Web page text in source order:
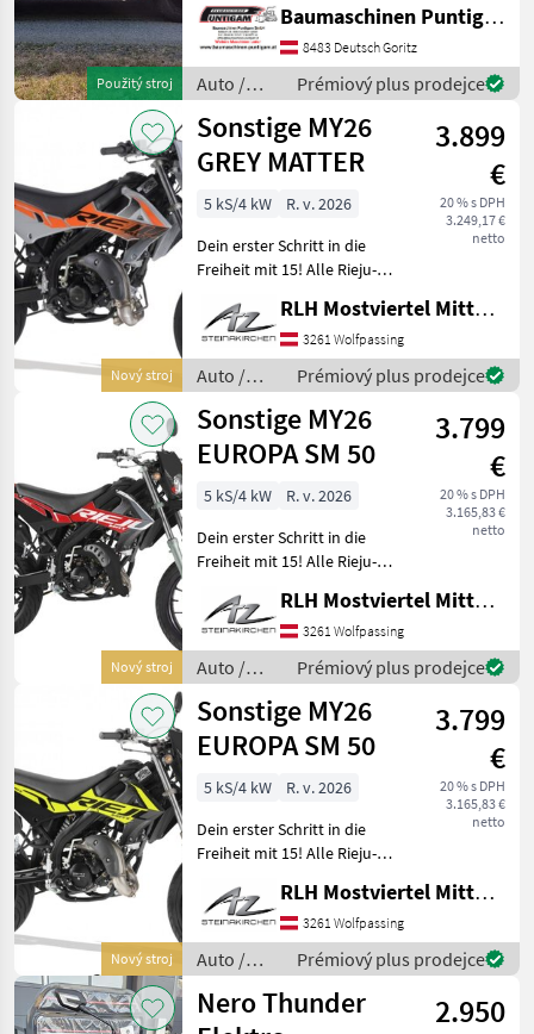
automobily /
mopedy
Auto
Motocykle
Auta A
VYBRAT
KATEGORII
Sonstige
175
Nero
22
Iveco
2
Ferrari
1
MARKETPLACE
Marketplace
Nabídky
prodejců
Inzeráty
Použitý stroj
Tankwageninhalt 2 400
Liter, Nutzlast 3.000 kg, mit
Strassenz
Baumaschinen Puntigam GmbH
8483 Deutsch Goritz
Auto /
Motocykle
/ Sonstige
Prémiový plus prodejce
Nový stroj
Sonstige MY26
GREY MATTER
3.899
€
20 % s DPH
3.249,17 €
netto
5 kS/4 kW
R. v. 2026
Dein erster Schritt in die
Freiheit mit 15! Alle Rieju-
sofort verfügbar! In 2
verschiedenen Größe
erhältlich: LOW: 815 mm
Standard: 875 mm
RLH Mostviertel Mitte - Standort Steinakirchen
3261 Wolfpassing
Auto /
Motocykle
/ Sonstige
Prémiový plus prodejce
Nový stroj
Sonstige MY26
EUROPA SM 50
3.799
€
20 % s DPH
3.165,83 €
netto
5 kS/4 kW
R. v. 2026
Dein erster Schritt in die
Freiheit mit 15! Alle Rieju-
sofort verfügbar! In 2
verschiedenen Größe
erhältlich: LOW: 815 mm
Standard: 875mm
RLH Mostviertel Mitte - Standort Steinakirchen
3261 Wolfpassing
Auto /
Motocykle
/ Sonstige
Prémiový plus prodejce
Nový stroj
Sonstige MY26
EUROPA SM 50
3.799
€
20 % s DPH
3.165,83 €
netto
5 kS/4 kW
R. v. 2026
Dein erster Schritt in die
Freiheit mit 15! Alle Rieju-
sofort verfügbar! In 2
verschiedenen Größe
erhältlich: LOW: 815 mm
Standard: 875 mm
RLH Mostviertel Mitte - Standort Steinakirchen
3261 Wolfpassing
Auto /
Motocykle
/ Sonstige
Prémiový plus prodejce
Nero Thunder
2.950